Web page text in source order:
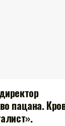
пацана.